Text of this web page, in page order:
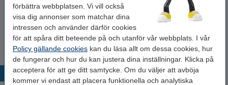
förbättra webbplatsen. Vi vill också
visa dig annonser som matchar dina
intressen och använder därför cookies
för att spåra ditt beteende på och utanför vår webbplats. I vår
Policy gällande cookies kan du läsa allt om dessa cookies, hur
de fungerar och hur du kan justera dina inställningar. Klicka på
acceptera för att ge ditt samtycke. Om du väljer att avböja
kommer vi endast att placera funktionella och analytiska
Hobbylim 90g | Tesa
50 kr
Populära produkter